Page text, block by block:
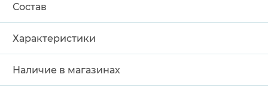
Состав
Характеристики
Наличие в магазинах